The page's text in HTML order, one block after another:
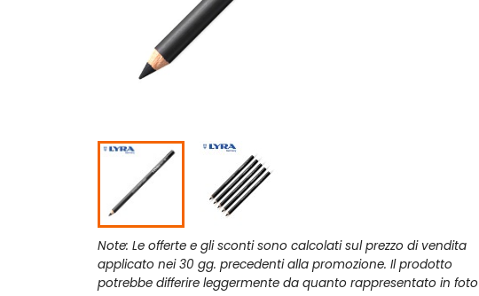
Note: Le offerte e gli sconti sono calcolati sul prezzo di vendita
applicato nei 30 gg. precedenti alla promozione. Il prodotto
potrebbe differire leggermente da quanto rappresentato in foto